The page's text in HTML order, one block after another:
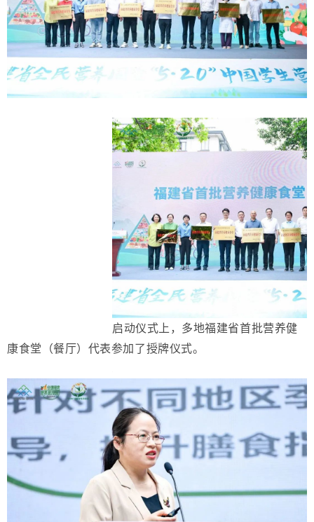
启动仪式上，多地福建省首批营养健
康食堂（餐厅）代表参加了授牌仪式。